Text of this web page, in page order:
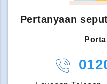
Pertanyaan